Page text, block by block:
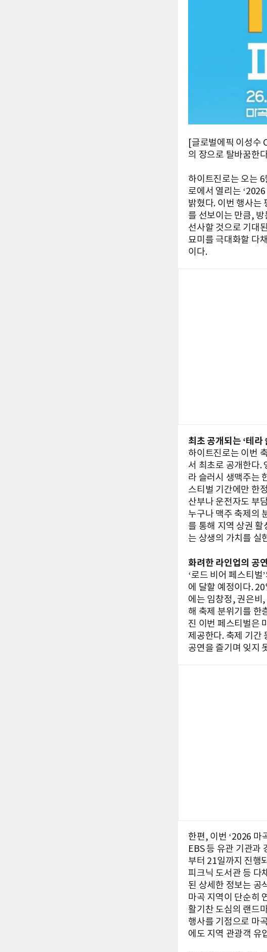
[글로벌에픽 이성수
의 장으로 탈바꿈한
하이트진로는 오는
로에서 열리는
밝혔다. 이번 행사는
를 선보이는 만큼,
선사할 것으로 기대
묘미를 극대화할 다
이다.
최초 공개되는 ‘테라
하이트진로는 이번
서 최초로 공개한다.
라 슬러시 생맥주는
스티벌 기간에만 한
산부나 운전자도 부
누구나 맥주 축제의
를 통해 지역 상권
는 상생의 가치를 실
화려한 라인업의 공
‘로드 비어 페스티벌
에 달할 예정이다.
에는 임창정, 권은비
해 축제 분위기를 한
진 이번 페스티벌은
제공한다. 축제 기간
공연을 즐기며 잊지
한편, 이번 ‘2026 마
EBS 등 유관 기관과
부터 21일까지 진행
피크닉 도서관 등 다
된 상세한 정보는 공
마곡 지역이 단순히
활기찬 도심의 랜드
행사를 기점으로 마
에도 지역 관광객 유